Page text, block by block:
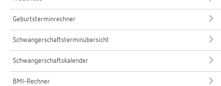
Geburtsterminrechner
Schwangerschaftsterminübersicht
Schwangerschaftskalender
BMI-Rechner